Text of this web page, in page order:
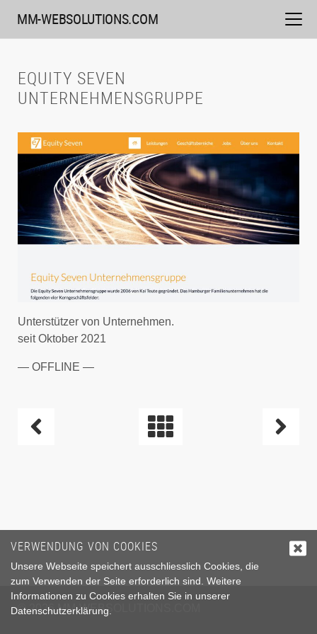
zum
Inhalt
MM-WEBSOLUTIONS.COM
EQUITY SEVEN
UNTERNEHMENSGRUPPE
Unterstützer von Unternehmen.
seit Oktober 2021
— OFFLINE —
BEITRAGSNAVIGATION
VERWENDUNG VON COOKIES
Unsere Webseite speichert ausschliesslich Cookies, die
zum Verwenden der Seite erforderlich sind. Weitere
Informationen zu Cookies erhalten Sie in unserer
Datenschutzerklärung.
© 2026MM-WEBSOLUTIONS.COM